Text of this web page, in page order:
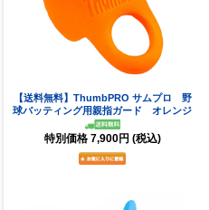
【送料無料】ThumbPRO サムプロ 野
球バッティング用親指ガード オレンジ
特別価格 7,900円 (税込)